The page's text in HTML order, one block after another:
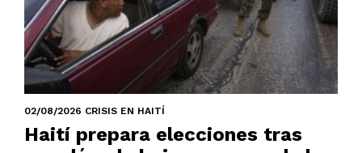
02/08/2026 CRISIS EN HAITÍ
Haití prepara elecciones tras